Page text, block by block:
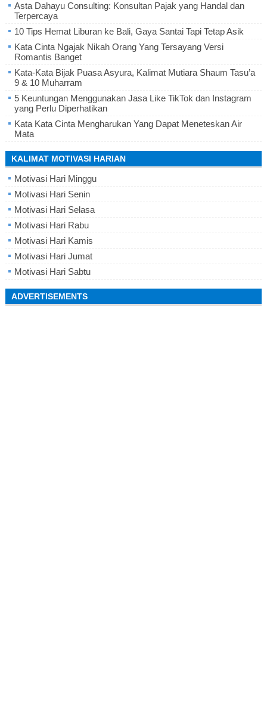
Asta Dahayu Consulting: Konsultan Pajak yang Handal dan
Terpercaya
10 Tips Hemat Liburan ke Bali, Gaya Santai Tapi Tetap Asik
Kata Cinta Ngajak Nikah Orang Yang Tersayang Versi
Romantis Banget
Kata-Kata Bijak Puasa Asyura, Kalimat Mutiara Shaum Tasu’a
9 & 10 Muharram
5 Keuntungan Menggunakan Jasa Like TikTok dan Instagram
yang Perlu Diperhatikan
Kata Kata Cinta Mengharukan Yang Dapat Meneteskan Air
Mata
KALIMAT MOTIVASI HARIAN
Motivasi Hari Minggu
Motivasi Hari Senin
Motivasi Hari Selasa
Motivasi Hari Rabu
Motivasi Hari Kamis
Motivasi Hari Jumat
Motivasi Hari Sabtu
ADVERTISEMENTS